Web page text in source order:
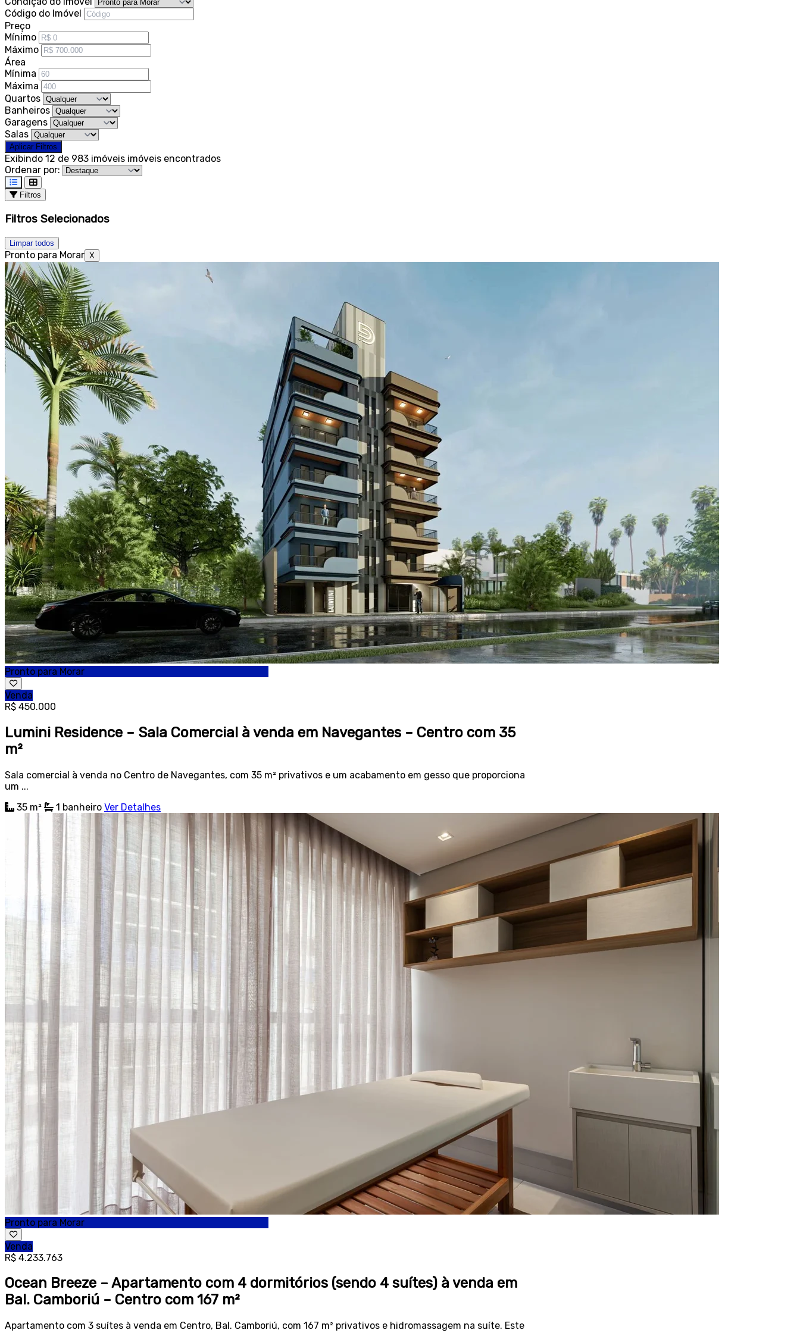
Código do Imóvel
Preço
Mínimo
Máximo
Área
Mínima
Máxima
Quartos
Banheiros
Garagens
Salas
Aplicar Filtros
Exibindo 12 de 983 imóveis imóveis encontrados
Ordenar por:
Filtros
Filtros Selecionados
Limpar todos
Pronto para Morar X
Pronto para Morar
Venda
R$ 450.000
Lumini Residence – Sala Comercial à venda em Navegantes – Centro com 35
m²
Sala comercial à venda no Centro de Navegantes, com 35 m² privativos e um acabamento em gesso que proporciona
um ...
35 m²
1 banheiro Ver Detalhes
Pronto para Morar
Venda
R$ 4.233.763
Ocean Breeze – Apartamento com 4 dormitórios (sendo 4 suítes) à venda em
Bal. Camboriú – Centro com 167 m²
Apartamento com 3 suítes à venda em Centro, Bal. Camboriú, com 167 m² privativos e hidromassagem na suíte. Este